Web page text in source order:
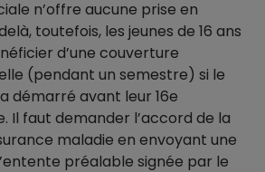
n’offre aucune prise en
toutefois, les jeunes de 16 ans
d’une couverture
(pendant un semestre) si le
démarré avant leur 16e
Il faut demander l’accord de la
maladie en envoyant une
préalable signée par le